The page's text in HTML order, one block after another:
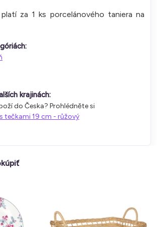
za 1 ks porcelánového taniera na
krajinách:
do Česka? Prohlédněte si
tečkami 19 cm - růžový